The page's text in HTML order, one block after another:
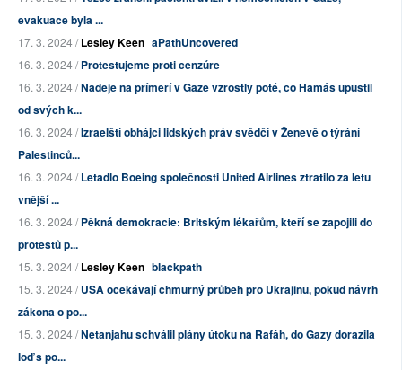
evakuace byla ...
17. 3. 2024 /Lesley Keen aPathUncovered
16. 3. 2024 /Protestujeme proti cenzúre
16. 3. 2024 /Naděje na příměří v Gaze vzrostly poté, co Hamás upustil
od svých k...
16. 3. 2024 /Izraelští obhájci lidských práv svědčí v Ženevě o týrání
Palestinců...
16. 3. 2024 /Letadlo Boeing společnosti United Airlines ztratilo za letu
vnější ...
16. 3. 2024 /Pěkná demokracie: Britským lékařům, kteří se zapojili do
protestů p...
15. 3. 2024 /Lesley Keen blackpath
15. 3. 2024 /USA očekávají chmurný průběh pro Ukrajinu, pokud návrh
zákona o po...
15. 3. 2024 /Netanjahu schválil plány útoku na Rafáh, do Gazy dorazila
loď s po...